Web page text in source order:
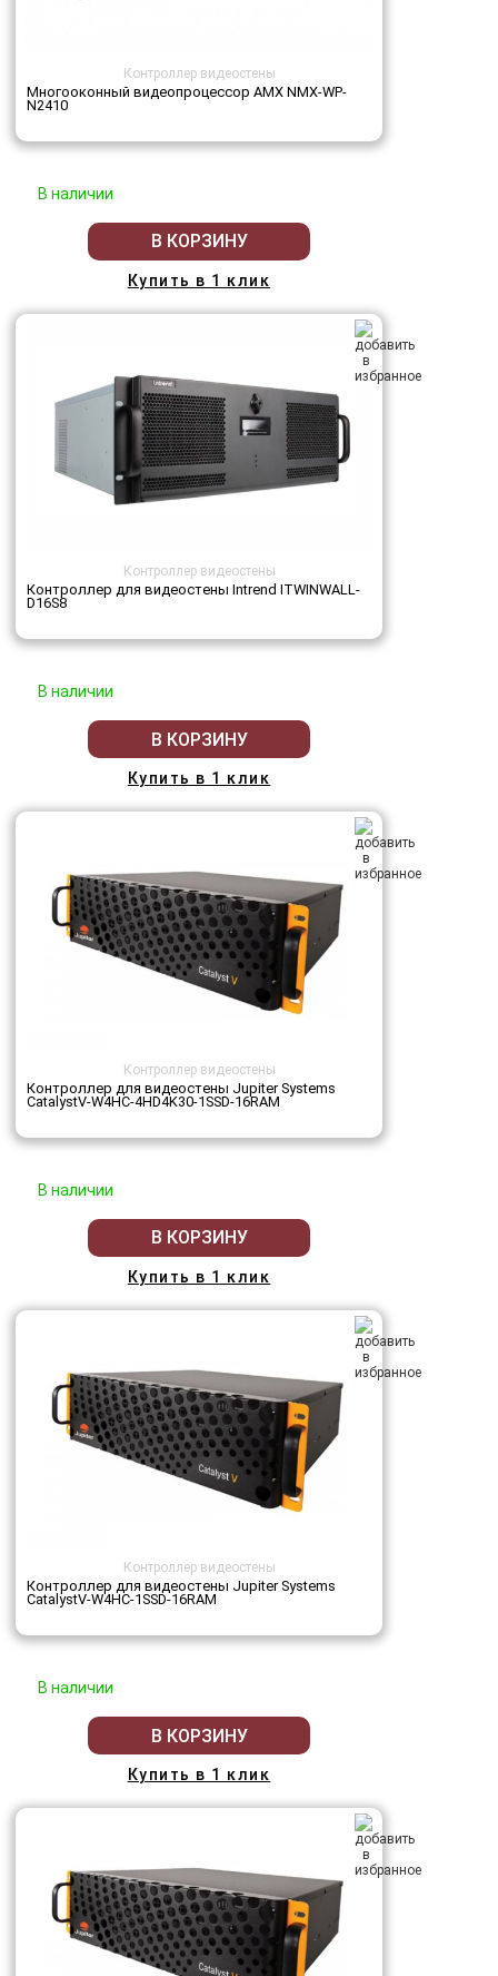
Контроллер видеостены
Многооконный видеопроцессор AMX NMX-WP-
N2410
В наличии
В КОРЗИНУ
Купить в 1 клик
Контроллер видеостены
Контроллер для видеостены Intrend ITWINWALL-
D16S8
В наличии
В КОРЗИНУ
Купить в 1 клик
Контроллер видеостены
Контроллер для видеостены Jupiter Systems
CatalystV-W4HC-4HD4K30-1SSD-16RAM
В наличии
В КОРЗИНУ
Купить в 1 клик
Контроллер видеостены
Контроллер для видеостены Jupiter Systems
CatalystV-W4HC-1SSD-16RAM
В наличии
В КОРЗИНУ
Купить в 1 клик